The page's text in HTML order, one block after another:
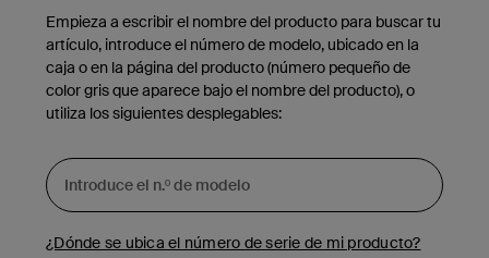
Empieza a escribir el nombre del producto para buscar tu
artículo, introduce el número de modelo, ubicado en la
caja o en la página del producto (número pequeño de
color gris que aparece bajo el nombre del producto), o
utiliza los siguientes desplegables:
¿Dónde se ubica el número de serie de mi producto?